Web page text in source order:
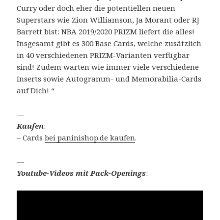
Curry oder doch eher die potentiellen neuen
Superstars wie Zion Williamson, Ja Morant oder RJ
Barrett bist: NBA 2019/2020 PRIZM liefert die alles!
Insgesamt gibt es 300 Base Cards, welche zusätzlich
in 40 verschiedenen PRIZM-Varianten verfügbar
sind! Zudem warten wie immer viele verschiedene
Inserts sowie Autogramm- und Memorabilia-Cards
auf Dich! “
—
Kaufen:
– Cardsbei paninishop.de kaufen.
—
Youtube-Videos mit Pack-Openings: